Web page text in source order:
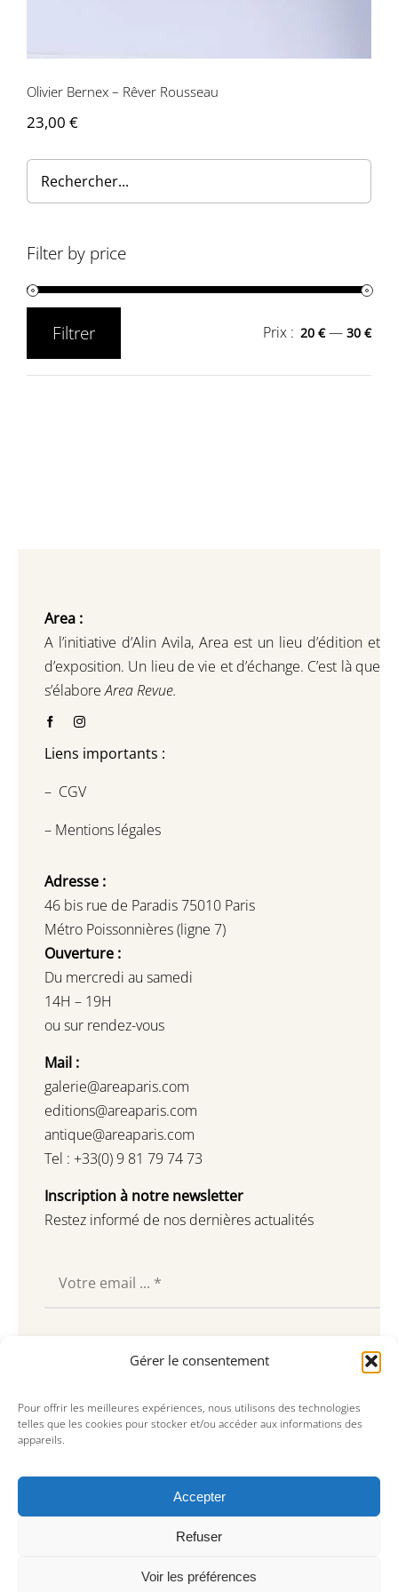
Gérer le consentement
Pour offrir les meilleures expériences, nous utilisons des technologies
telles que les cookies pour stocker et/ou accéder aux informations des
appareils.
Accepter
Refuser
Voir les préférences
Olivier Bernex – Rêver Rousseau
23,00 €
Filter by price
Filtrer Prix : 20 €—30 €
Area :
A l’initiative d’Alin Avila, Area est un lieu d’édition et
d’exposition. Un lieu de vie et d’échange. C’est là que
s’élaboreArea Revue.
Liens importants :
– CGV
– Mentions légales
Adresse :
46 bis rue de Paradis 75010 Paris
Métro Poissonnières (ligne 7)
Ouverture :
Du mercredi au samedi
14H – 19H
ou sur rendez-vous
Mail :
galerie@areaparis.com
editions@areaparis.com
antique@areaparis.com
Tel : +33(0) 9 81 79 74 73
Inscription à notre newsletter
Restez informé de nos dernières actualités
Souscrire